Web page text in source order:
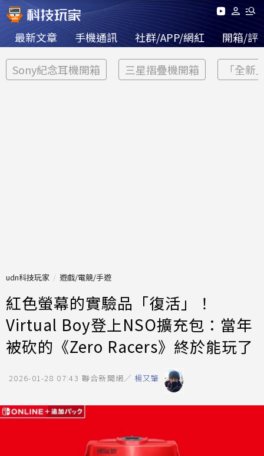
最新文章 手機通訊 社群/APP/網紅 開箱/評
Sony紀念耳機開箱 三星摺疊機開箱 「全新
udn科技玩家 遊戲/電競/手遊
紅色螢幕的實驗品「復活」！
Virtual Boy登上NSO擴充包：當年
被砍的《Zero Racers》終於能玩了
2026-01-28 07:43 聯合新聞網／ 楊又肇